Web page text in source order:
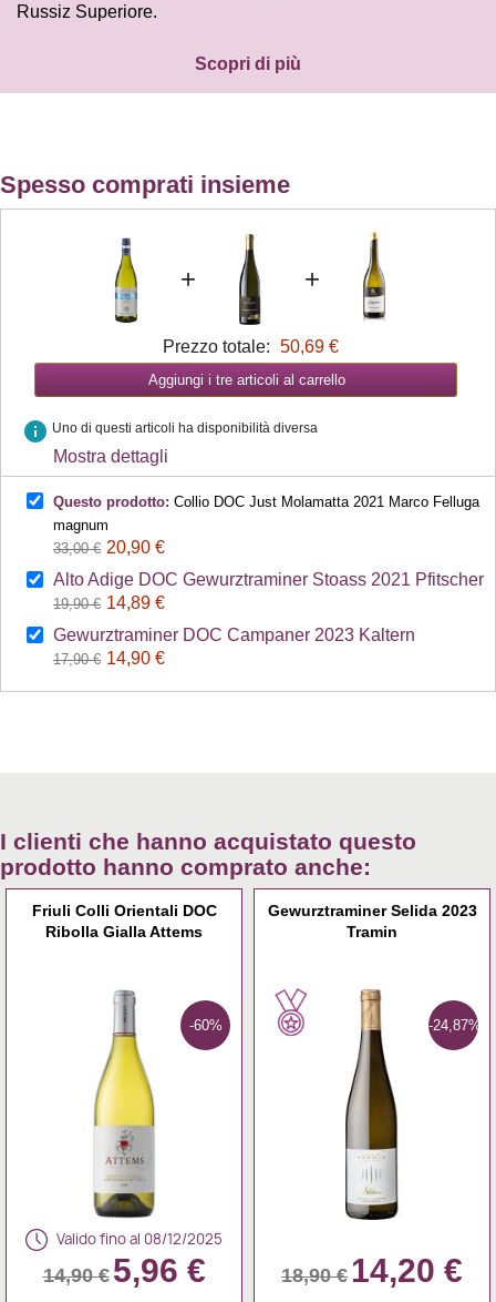
Russiz Superiore.
Scopri di più
Spesso comprati insieme
+ +
Prezzo totale: 50,69 €
Aggiungi i tre articoli al carrello
info Uno di questi articoli ha disponibilità diversa
Mostra dettagli
Questo prodotto: Collio DOC Just Molamatta 2021 Marco Felluga
magnum
33,00 € 20,90 €
Alto Adige DOC Gewurztraminer Stoass 2021 Pfitscher
19,90 € 14,89 €
Gewurztraminer DOC Campaner 2023 Kaltern
17,90 € 14,90 €
I clienti che hanno acquistato questo
prodotto hanno comprato anche:
Friuli Colli Orientali DOC
Ribolla Gialla Attems
-60%
Valido fino al 08/12/2025
14,90 € 5,96 €
Gewurztraminer Selida 2023
Tramin
-24,87%
18,90 € 14,20 €